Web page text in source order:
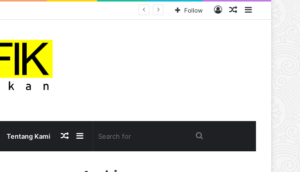
Random
Log
Follow
Tentang Kami Search
Sidebar
Random